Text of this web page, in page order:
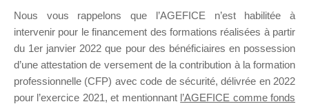
Ce groupe est destiné aux Organismes de
Formation qui souhaitent répondre à l’Appel à
Nous vous rappelons que l’AGEFICE n’est habilitée à
intervenir pour le financement des formations réalisées à partir
du 1er janvier 2022 que pour des bénéficiaires en possession
d’une attestation de versement de la contribution à la formation
professionnelle (CFP) avec code de sécurité, délivrée en 2022
pour l’exercice 2021, et mentionnant l’AGEFICE comme fonds